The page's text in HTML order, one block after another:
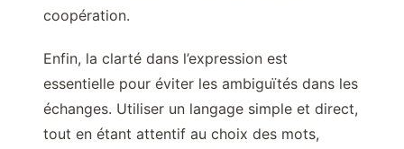
coopération.
Enfin, la clarté dans l’expression est
essentielle pour éviter les ambiguïtés dans les
échanges. Utiliser un langage simple et direct,
tout en étant attentif au choix des mots,